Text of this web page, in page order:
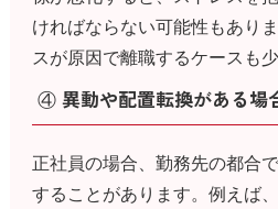
ければならない可能性もあり
スが原因で離職するケースも
④ 異動や配置転換がある場
正社員の場合、勤務先の都合
することがあります。例えば